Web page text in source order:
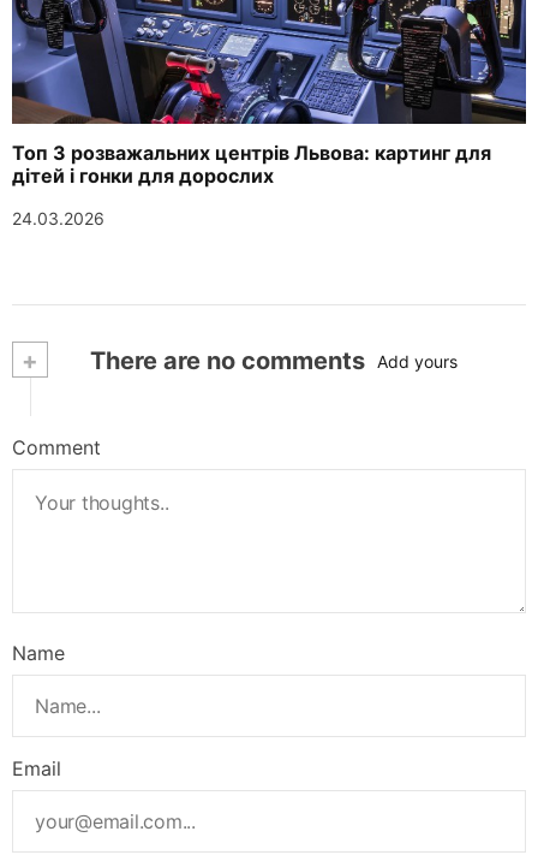
Топ 3 розважальних центрів Львова: картинг для
дітей і гонки для дорослих
24.03.2026
+ There are no comments Add yours
Comment
Name
Email